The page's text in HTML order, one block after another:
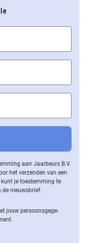
aan Jaarbeurs B.V.
het verzenden van een
je toestemming te
nieuwsbrief.
jouw per­soons­ge­ge­